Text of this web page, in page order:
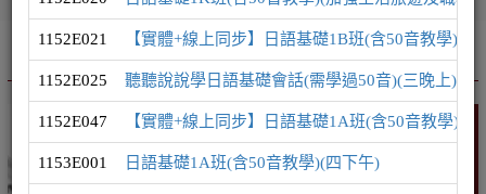
推廣課程 日語系列
日語
1152E021 【實體+線上同步】日語基礎1B班(含50音教學)(
1152E025 聽聽說說學日語基礎會話(需學過50音)(三晚上)
1152E047 【實體+線上同步】日語基礎1A班(含50音教學)(
1153E001 日語基礎1A班(含50音教學)(四下午)